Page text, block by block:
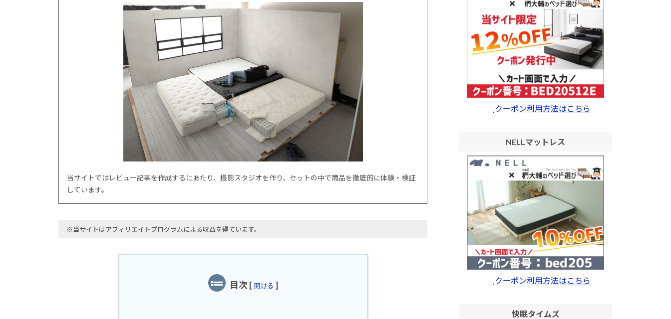
当サイトではレビュー記事を作成するにあたり、撮影スタジオを作り、セットの中で商品を徹底的に体験・検証
しています。
※当サイトはアフィリエイトプログラムによる収益を得ています。
目次 [ 開ける ]
クーポン利用方法はこちら
NELLマットレス
クーポン利用方法はこちら
快眠タイムズ